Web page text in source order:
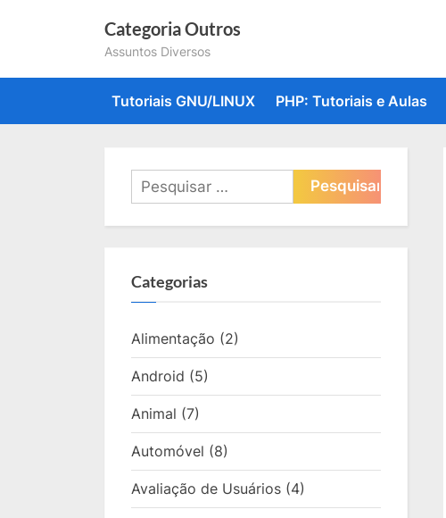
Categoria Outros
Assuntos Diversos
Tutoriais GNU/LINUX PHP: Tutoriais e Aulas
Pesquisar
por:
Categorias
Alimentação (2)
Android (5)
Animal (7)
Automóvel (8)
Avaliação de Usuários (4)